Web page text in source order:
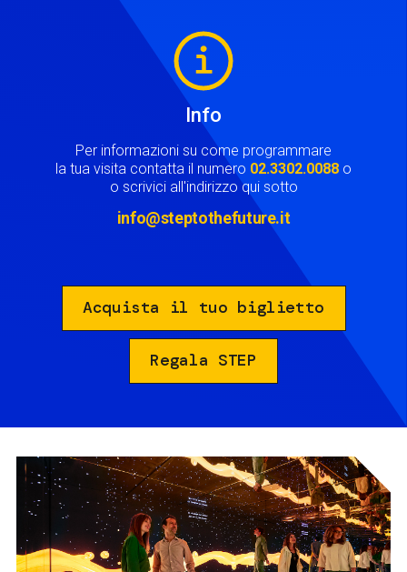
Info
Per informazioni su come programmare
la tua visita contatta il numero 02.3302.0088 o
o scrivici all'indirizzo qui sotto
info@steptothefuture.it
Acquista il tuo biglietto
Regala STEP